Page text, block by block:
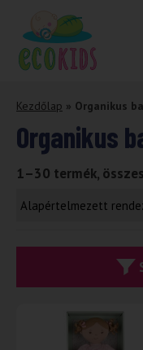
Kezdőlap » Organikus
Organikus
1–30 termék,